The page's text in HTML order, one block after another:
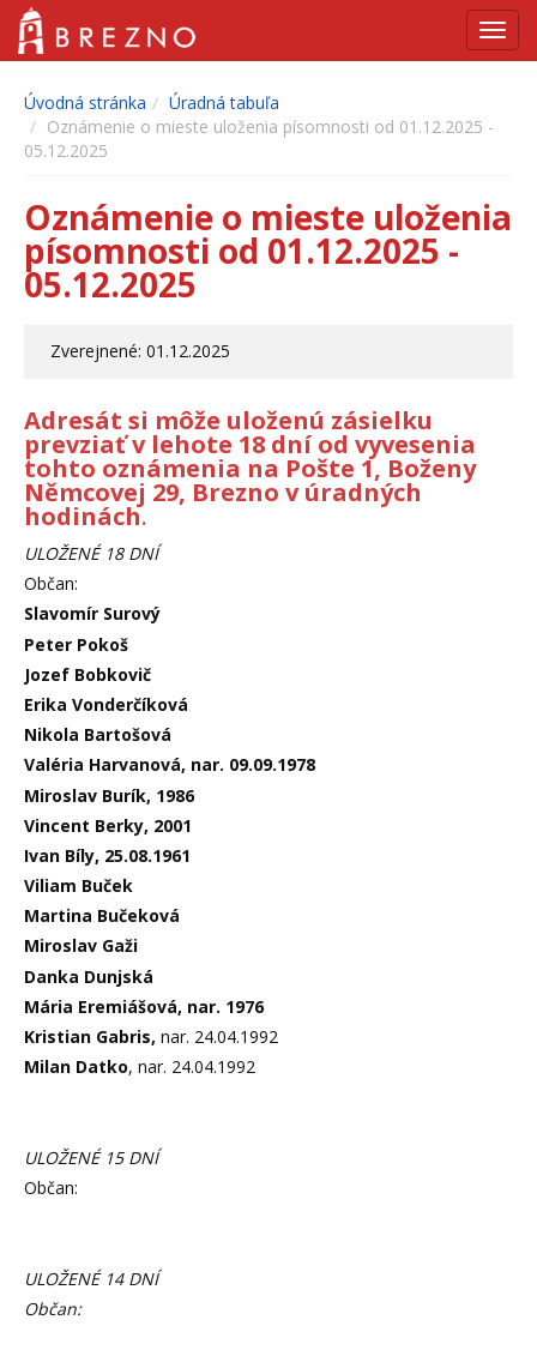
Úvodná stránka
Úradná tabuľa
Oznámenie o mieste uloženia písomnosti od 01.12.2025 -
05.12.2025
Oznámenie o mieste uloženia
písomnosti od 01.12.2025 -
05.12.2025
Zverejnené: 01.12.2025
Adresát si môže uloženú zásielku
prevziať v lehote 18 dní od vyvesenia
tohto oznámenia na Pošte 1, Boženy
Němcovej 29, Brezno v úradných
hodinách.
ULOŽENÉ 18 DNÍ
Občan:
Slavomír Surový
Peter Pokoš
Jozef Bobkovič
Erika Vonderčíková
Nikola Bartošová
Valéria Harvanová, nar. 09.09.1978
Miroslav Burík, 1986
Vincent Berky, 2001
Ivan Bíly, 25.08.1961
Viliam Buček
Martina Bučeková
Miroslav Gaži
Danka Dunjská
Mária Eremiášová, nar. 1976
Kristian Gabris, nar. 24.04.1992
Milan Datko, nar. 24.04.1992
ULOŽENÉ 15 DNÍ
Občan:
ULOŽENÉ 14 DNÍ
Občan: